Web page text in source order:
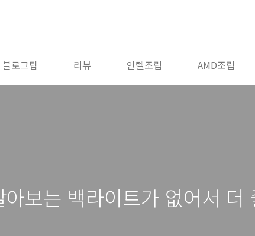
블로그팁 리뷰 인텔조립 AMD조립
보는 백라이트가 없어서 더